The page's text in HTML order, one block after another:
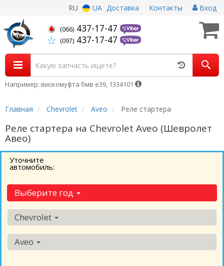
RU UA Доставка Контакты Вход
(066) 437-17-47
(097) 437-17-47
Например: вискомуфта бмв е39, 1334101
Главная Chevrolet Aveo Реле стартера
Реле стартера на Chevrolet Aveo (Шевролет
Авео)
Уточните
автомобиль:
Выберите год
Chevrolet
Aveo